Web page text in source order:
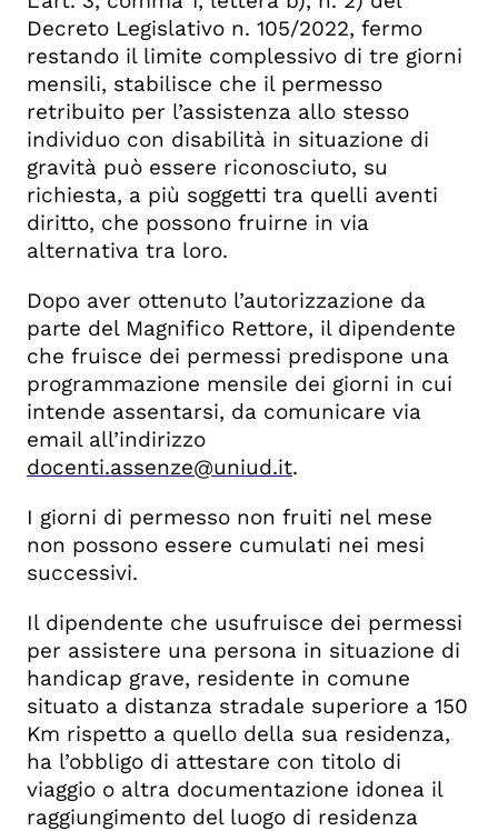
Decreto Legislativo n. 105/2022, fermo
restando il limite complessivo di tre giorni
mensili, stabilisce che il permesso
retribuito per l’assistenza allo stesso
individuo con disabilità in situazione di
gravità può essere riconosciuto, su
richiesta, a più soggetti tra quelli aventi
diritto, che possono fruirne in via
alternativa tra loro.
Dopo aver ottenuto l’autorizzazione da
parte del Magnifico Rettore, il dipendente
che fruisce dei permessi predispone una
programmazione mensile dei giorni in cui
intende assentarsi, da comunicare via
email all’indirizzo
docenti.assenze@uniud.it.
I giorni di permesso non fruiti nel mese
non possono essere cumulati nei mesi
successivi.
Il dipendente che usufruisce dei permessi
per assistere una persona in situazione di
handicap grave, residente in comune
situato a distanza stradale superiore a 150
Km rispetto a quello della sua residenza,
ha l’obbligo di attestare con titolo di
viaggio o altra documentazione idonea il
raggiungimento del luogo di residenza